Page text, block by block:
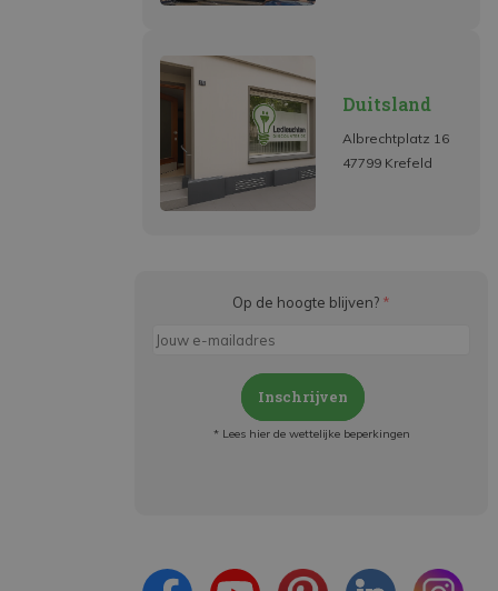
Duitsland
Albrechtplatz 16
47799 Krefeld
Op de hoogte blijven? *
Inschrijven
* Lees hier de wettelijke beperkingen